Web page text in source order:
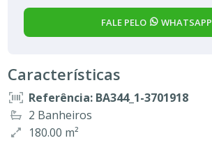
FALE PELO WHATSAPP
Características
Referência: BA344_1-3701918
2 Banheiros
180.00 m²